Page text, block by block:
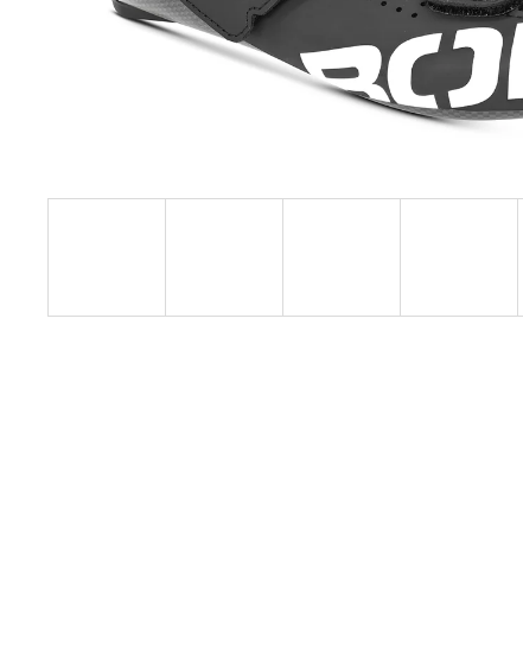
PRECISION FUEL AND HYDRATION -
ORIGINAL